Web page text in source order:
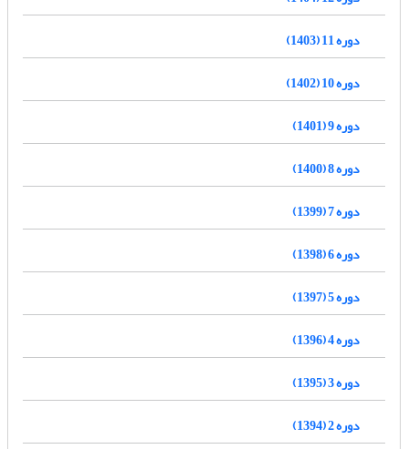
دوره 11 (1403)
دوره 10 (1402)
دوره 9 (1401)
دوره 8 (1400)
دوره 7 (1399)
دوره 6 (1398)
دوره 5 (1397)
دوره 4 (1396)
دوره 3 (1395)
دوره 2 (1394)